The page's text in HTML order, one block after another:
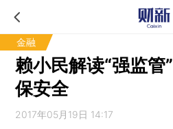
金融
赖小民解读“强监管
保安全
2017年05月19日 14:17